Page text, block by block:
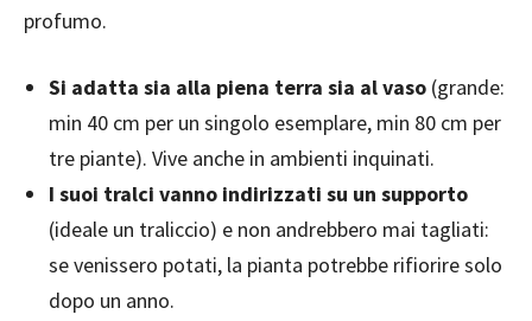
profumo.
Si adatta sia alla piena terra sia al vaso (grande:
min 40 cm per un singolo esemplare, min 80 cm per
tre piante). Vive anche in ambienti inquinati.
I suoi tralci vanno indirizzati su un supporto
(ideale un traliccio) e non andrebbero mai tagliati:
se venissero potati, la pianta potrebbe rifiorire solo
dopo un anno.